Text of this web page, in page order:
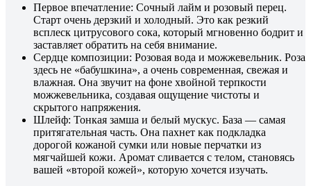
Первое впечатление: Сочный лайм и розовый перец.
Старт очень дерзкий и холодный. Это как резкий
всплеск цитрусового сока, который мгновенно бодрит и
заставляет обратить на себя внимание.
Сердце композиции: Розовая вода и можжевельник. Роза
здесь не «бабушкина», а очень современная, свежая и
влажная. Она звучит на фоне хвойной терпкости
можжевельника, создавая ощущение чистоты и
скрытого напряжения.
Шлейф: Тонкая замша и белый мускус. База — самая
притягательная часть. Она пахнет как подкладка
дорогой кожаной сумки или новые перчатки из
мягчайшей кожи. Аромат сливается с телом, становясь
вашей «второй кожей», которую хочется изучать.